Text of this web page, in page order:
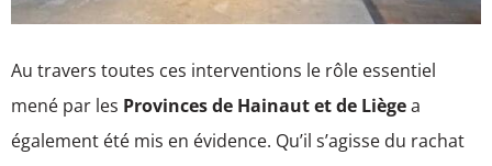
Au travers toutes ces interventions le rôle essentiel
mené par les Provinces de Hainaut et de Liègea
également été mis en évidence. Qu’il s’agisse du rachat